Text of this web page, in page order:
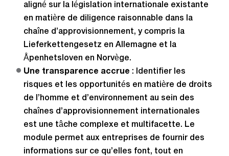
aligné sur la législation internationale existante
en matière de diligence raisonnable dans la
chaîne d’approvisionnement, y compris la
Lieferkettengesetz en Allemagne et la
Åpenhetsloven en Norvège.
Une transparence accrue : Identifier les
risques et les opportunités en matière de droits
de l’homme et d’environnement au sein des
chaînes d’approvisionnement internationales
est une tâche complexe et multifacette. Le
module permet aux entreprises de fournir des
informations sur ce qu’elles font, tout en